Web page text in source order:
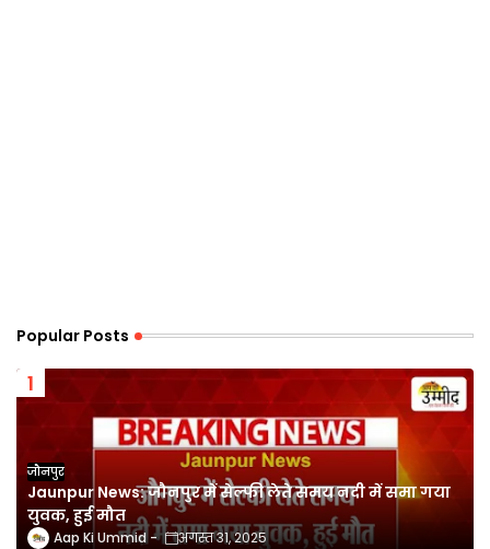
Popular Posts
जौनपुर
Jaunpur News: जौनपुर में सेल्फी लेते समय नदी में समा गया
युवक, हुई मौत
Aap Ki Ummid अगस्त 31, 2025